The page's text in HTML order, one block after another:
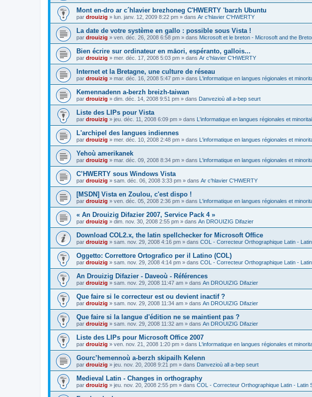
Mont en-dro ar c´hlavier brezhoneg C'HWERTY 'barzh Ubuntu
par drouizig » lun. janv. 12, 2009 8:22 pm » dans Ar c'hlavier C'HWERTY
La date de votre système en gallo : possible sous Vista !
par drouizig » ven. déc. 26, 2008 6:58 pm » dans Microsoft et le breton - Microsoft and the
Bien écrire sur ordinateur en māori, espéranto, gallois...
par drouizig » mer. déc. 17, 2008 5:03 pm » dans Ar c'hlavier C'HWERTY
Internet et la Bretagne, une culture de réseau
par drouizig » mar. déc. 16, 2008 5:47 pm » dans L'informatique en langues régionales et
Kemennadenn a-berzh breizh-taiwan
par drouizig » dim. déc. 14, 2008 9:51 pm » dans Danvezioù all a-bep seurt
Liste des LIPs pour Vista
par drouizig » jeu. déc. 11, 2008 6:09 pm » dans L'informatique en langues régionales et
L'archipel des langues indiennes
par drouizig » mer. déc. 10, 2008 2:48 pm » dans L'informatique en langues régionales et
Yehoù amerikanek
par drouizig » mar. déc. 09, 2008 8:34 pm » dans L'informatique en langues régionales et
C’HWERTY sous Windows Vista
par drouizig » sam. déc. 06, 2008 3:33 pm » dans Ar c'hlavier C'HWERTY
[MSDN] Vista en Zoulou, c'est dispo !
par drouizig » ven. déc. 05, 2008 2:36 pm » dans L'informatique en langues régionales et
« An Drouizig Difazier 2007, Service Pack 4 »
par drouizig » dim. nov. 30, 2008 2:55 pm » dans An DROUIZIG Difazier
Download COL2.x, the latin spellchecker for Microsoft Office
par drouizig » sam. nov. 29, 2008 4:16 pm » dans COL - Correcteur Orthographique Latin -
Oggetto: Correttore Ortografico per il Latino (COL)
par drouizig » sam. nov. 29, 2008 4:14 pm » dans COL - Correcteur Orthographique Latin -
An Drouizig Difazier - Daveoù - Références
par drouizig » sam. nov. 29, 2008 11:47 am » dans An DROUIZIG Difazier
Que faire si le correcteur est ou devient inactif ?
par drouizig » sam. nov. 29, 2008 11:34 am » dans An DROUIZIG Difazier
Que faire si la langue d'édition ne se maintient pas ?
par drouizig » sam. nov. 29, 2008 11:32 am » dans An DROUIZIG Difazier
Liste des LIPs pour Microsoft Office 2007
par drouizig » ven. nov. 21, 2008 1:20 pm » dans L'informatique en langues régionales et
Gourc’hemennoù a-berzh skipailh Kelenn
par drouizig » jeu. nov. 20, 2008 9:21 pm » dans Danvezioù all a-bep seurt
Medieval Latin - Changes in orthography
par drouizig » jeu. nov. 20, 2008 2:55 pm » dans COL - Correcteur Orthographique Latin - Latin